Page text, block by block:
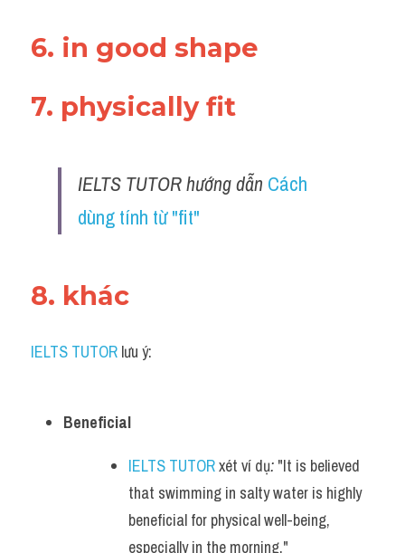
6. in good shape
7. physically fit
IELTS TUTOR hướng dẫn Cách
dùng tính từ "fit"
8. khác
IELTS TUTOR lưu ý:
Beneficial
IELTS TUTOR xét ví dụ: "It is believed
that swimming in salty water is highly
beneficial for physical well-being,
especially in the morning."